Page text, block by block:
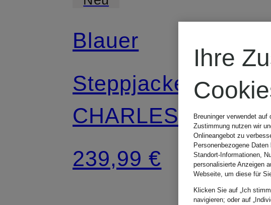
Blauer
Steppjacke
CHARLES
239,99 €
Ihre
Breuninger verwendet auf
Zustimmung nutzen wir
Onlineangebot zu
Personenbezogene
Standort-Informationen,
personalisierte Anzeigen
Webseite, um diese für
Klicken Sie auf „Ich
navigieren; oder auf